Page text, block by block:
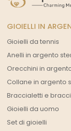
GIOIELLI IN
Gioielli da tennis
Anelli in argento
Orecchini in
Collane in argento
Braccialetti e
Gioielli da uomo
Set di gioielli